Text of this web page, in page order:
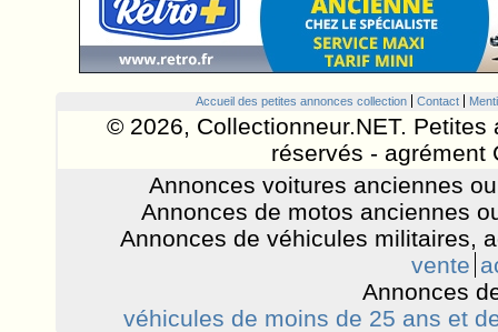
Accueil des petites annonces collection Contact
© 2026, Collectionneur.NET.
réservés - agrément
Annonces voitures anciennes
Annonces de motos anciennes
Annonces de véhicules militaires,
vente
Annonces
véhicules de moins de 25 ans et